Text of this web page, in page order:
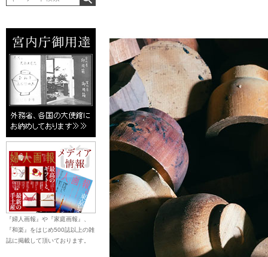
『婦人画報』や『家庭画報』、
『和楽』をはじめ500誌以上の雑
誌に掲載して頂いております。